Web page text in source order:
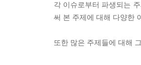
각 이슈로부터 파생되는
써 본 주제에 대해 다양한
또한 많은 주제들에 대해